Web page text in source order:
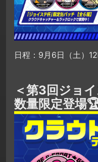
日程：9月6日（土）
＜第3回ジョ
数量限定登場